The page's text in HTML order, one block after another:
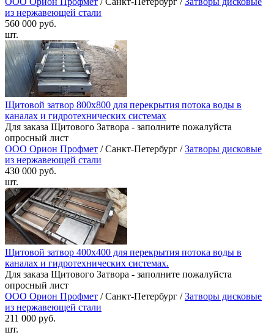
из нержавеющей стали
560 000 руб.
шт.
Щитовой затвор 800х800 для перекрытия потока воды в
каналах и гидротехнических системах
Для заказа Щитового Затвора - заполните пожалуйста
опросный лист
ООО Орион Профмет / Санкт-Петербург /Затворы дисковые
из нержавеющей стали
430 000 руб.
шт.
Щитовой затвор 400х400 для перекрытия потока воды в
каналах и гидротехнических системах.
Для заказа Щитового Затвора - заполните пожалуйста
опросный лист
ООО Орион Профмет / Санкт-Петербург /Затворы дисковые
из нержавеющей стали
211 000 руб.
шт.